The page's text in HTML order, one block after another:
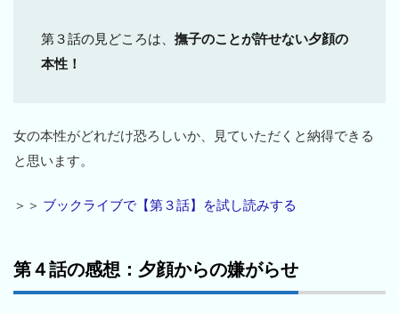
第３話の見どころは、 撫子のことが許せない夕顔の
本性！
女の本性がどれだけ恐ろしいか、見ていただくと納得できる
と思います。
＞＞ ブックライブで【第３話】を試し読みする
第４話の感想：夕顔からの嫌がらせ